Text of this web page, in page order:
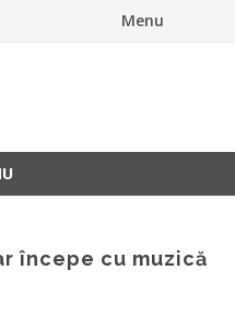
Menu
începe cu muzică